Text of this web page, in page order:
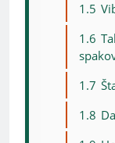
1.5
1.6
1.7
1.8